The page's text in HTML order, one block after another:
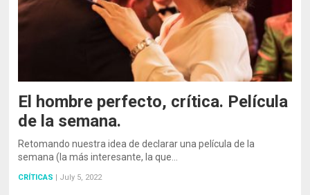
El hombre perfecto, crítica. Película
de la semana.
Retomando nuestra idea de declarar una película de la
semana (la más interesante, la que…
CRÍTICAS | July 5, 2022